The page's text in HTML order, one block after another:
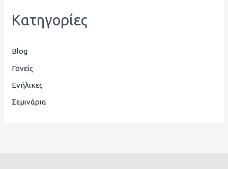
Kατηγορίες
Blog
Γονείς
Ενήλικες
Σεμινάρια